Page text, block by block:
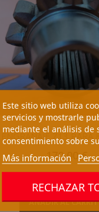
Vista
ENGRANAJE Z13 PARA
Precio
170,00 €
Precio
170,00 €(Sin
AÑADIR AL
Este sitio web utiliza
servicios y mostrarle
mediante el análisis de
consentimiento sobre
Más información
RECHAZAR